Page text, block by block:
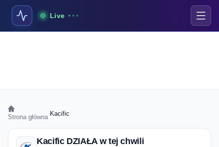
Live
Strona główna Kacific
Kacific DZIAŁA w tej chwili